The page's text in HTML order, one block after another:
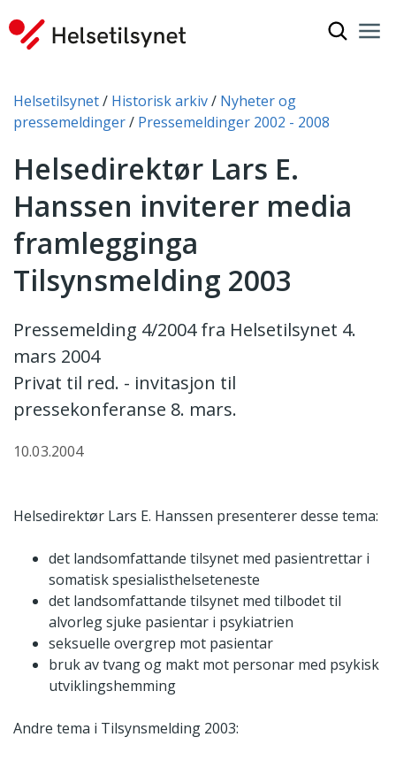
Du er her:
Helsetilsynet Historisk arkiv
Nyheter og
pressemeldinger
Pressemeldinger 2002 - 2008
Helsedirektør Lars E.
Hanssen inviterer media
framlegginga
Tilsynsmelding 2003
Pressemelding 4/2004 fra Helsetilsynet 4.
mars 2004
Privat til red. - invitasjon til
pressekonferanse 8. mars.
10.03.2004
Helsedirektør Lars E. Hanssen presenterer desse tema:
det landsomfattande tilsynet med pasientrettar i
somatisk spesialisthelseteneste
det landsomfattande tilsynet med tilbodet til
alvorleg sjuke pasientar i psykiatrien
seksuelle overgrep mot pasientar
bruk av tvang og makt mot personar med psykisk
utviklingshemming
Andre tema i Tilsynsmelding 2003: